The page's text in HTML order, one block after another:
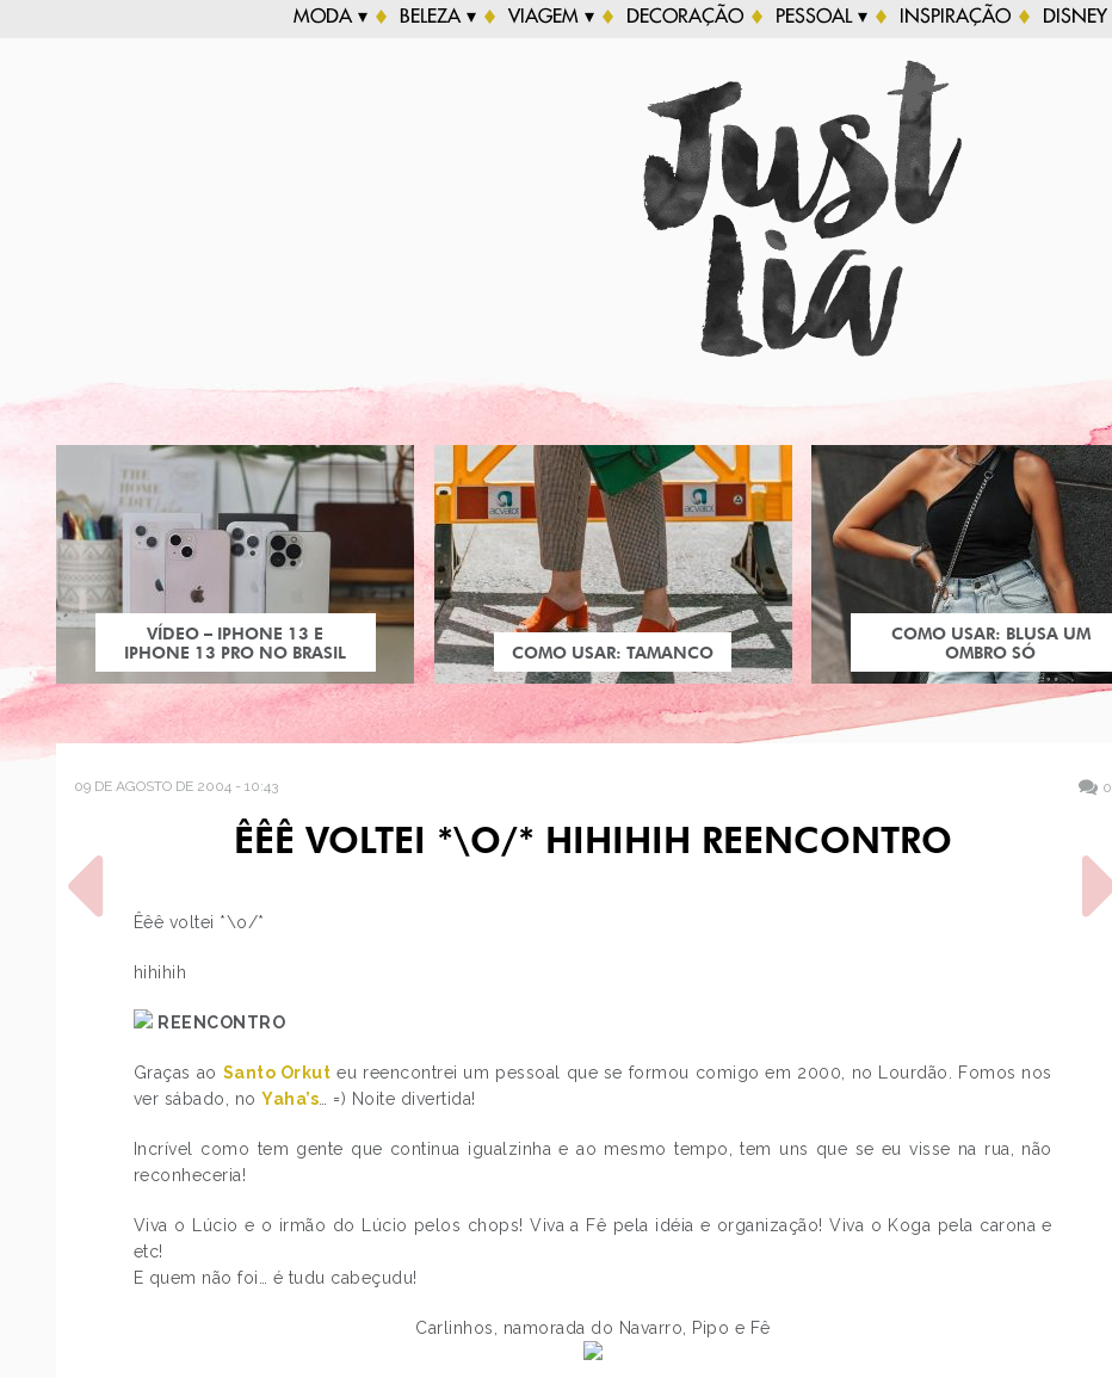
MODA ▾ BELEZA ▾ VIAGEM ▾ DECORAÇÃO PESSOAL ▾ INSPIRAÇÃO DISNEY
VÍDEO – IPHONE 13 E
IPHONE 13 PRO NO BRASIL
COMO USAR: TAMANCO
COMO USAR: BLUSA UM
OMBRO SÓ
09 DE AGOSTO DE 2004 - 10:43 0
ÊÊÊ VOLTEI *\O/* HIHIHIH REENCONTRO
Êêê voltei *\o/*
hihihih
REENCONTRO
Graças ao Santo Orkut eu reencontrei um pessoal que se formou comigo em 2000, no Lourdão. Fomos nos
ver sábado, noYaha’s … =) Noite divertida!
Incrível como tem gente que continua igualzinha e ao mesmo tempo, tem uns que se eu visse na rua, não
reconheceria!
Viva o Lúcio e o irmão do Lúcio pelos chops! Viva a Fê pela idéia e organização! Viva o Koga pela carona e
etc!
E quem não foi… é tudu cabeçudu!
Carlinhos, namorada do Navarro, Pipo e Fê
POST ANTERIOR
PS ÊÊÊÊÊ O NANDO